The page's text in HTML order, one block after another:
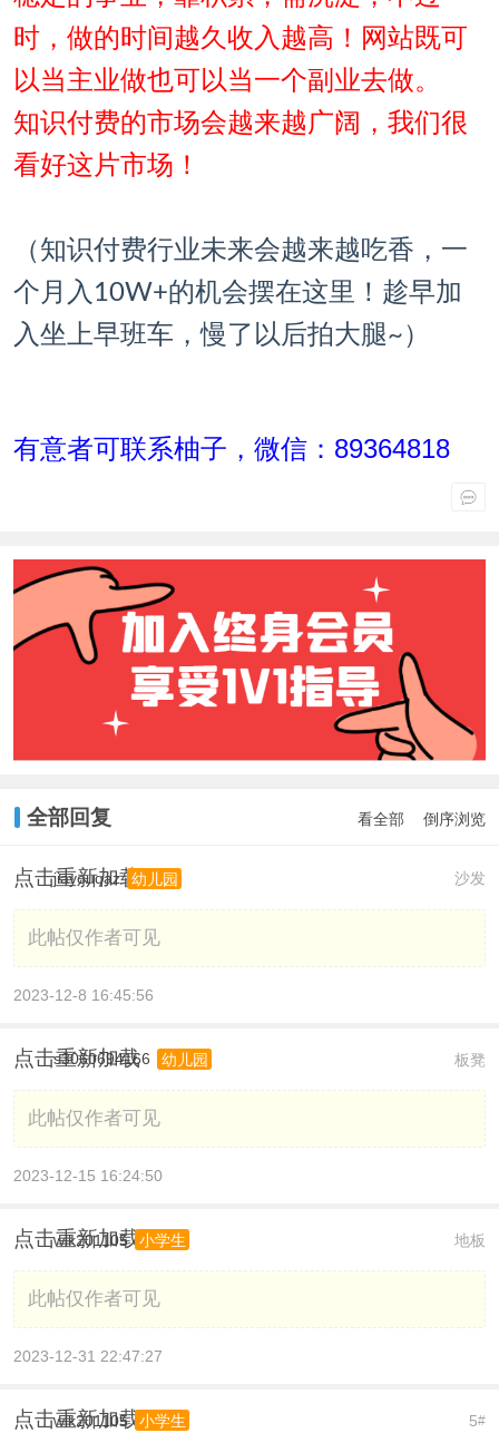
时，做的时间越久收入越高！网站既可
以当主业做也可以当一个副业去做。
知识付费的市场会越来越广阔，我们很
看好这片市场！
（知识付费行业未来会越来越吃香，一
个月入10W+的机会摆在这里！趁早加
入坐上早班车，慢了以后拍大腿~ ）
有意者可联系柚子，微信：89364818
全部回复 看全部 倒序浏览
点击重新加载 沙发
jiayouqaz 幼儿园
此帖仅作者可见
2023-12-8 16:45:56
点击重新加载 板凳
s3060694166 幼儿园
此帖仅作者可见
2023-12-15 16:24:50
点击重新加载 地板
wlk201105 小学生
此帖仅作者可见
2023-12-31 22:47:27
点击重新加载 5#
wlk201105 小学生